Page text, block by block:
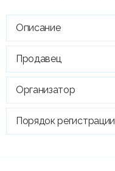
Описание
Продавец
Организатор
Порядок регистрации